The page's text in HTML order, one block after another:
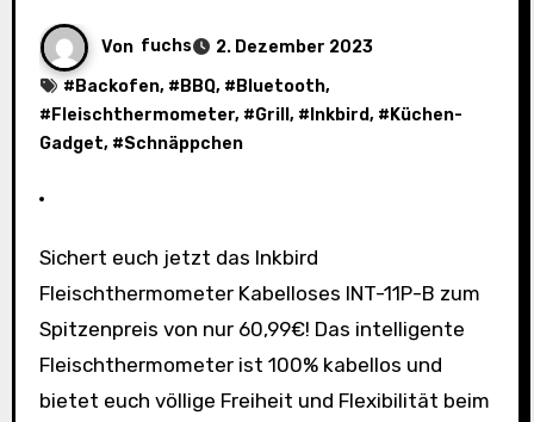
Von fuchs
2. Dezember 2023
# Backofen, # BBQ, # Bluetooth,
# Fleischthermometer, #Grill , # Inkbird, # Küchen-
Gadget, #Schnäppchen
Sichert euch jetzt das Inkbird
Fleischthermometer Kabelloses INT-11P-B zum
Spitzenpreis von nur 60,99€! Das intelligente
Fleischthermometer ist 100% kabellos und
bietet euch völlige Freiheit und Flexibilität beim